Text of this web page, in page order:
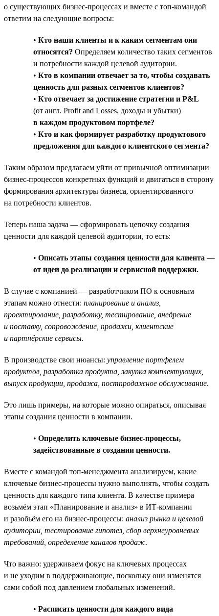
о существующих бизнес-процессах и вместе с топ-командой
ответим на следующие вопросы:
• Кто наши клиенты и к каким сегментам они
относятся? Определяем количество таких сегментов
и потребности каждой целевой аудитории.
• Кто в компании отвечает за то, чтобы создавать
ценность для разных сегментов клиентов?
• Кто отвечает за достижение стратегии и P&L
(от англ. Profit and Losses, доходы и убытки)
в каждом продуктовом портфеле?
• Кто и как формирует разработку продуктового
предложения для каждого клиентского сегмента?
Таким образом предлагаем уйти от привычной оптимизации
бизнес-процессов конкретных функций и двигаться в сторону
формирования архитектуры бизнеса, ориентированного
на потребности клиентов.
Теперь наша задача — сформировать цепочку создания
ценности для каждой целевой аудитории, то есть:
• Описать этапы создания ценности для клиента —
от идеи до реализации и сервисной поддержки.
В случае с компанией — разработчиком ПО к основным
этапам можно отнести: планирование и анализ,
проектирование, разработку, тестирование, внедрение
и поставку, сопровождение, продажи, клиентские
и партнёрские сервисы.
В производстве свои нюансы: управление портфелем
продуктов, разработка продукта, закупка комплектующих,
выпуск продукции, продажа, постпродажное обслуживание.
Это лишь примеры, на которые можно опираться, описывая
этапы создания ценности в компании.
• Определить ключевые бизнес-процессы,
задействованные в создании ценности.
Вместе с командой топ-менеджмента анализируем, какие
ключевые бизнес-процессы нужно выполнять, чтобы создать
ценность для каждого типа клиента. В качестве примера
возьмём этап «Планирование и анализ» в ИТ-компании
и разобьём его на бизнес-процессы: анализ рынка и целевой
аудитории, тестирование гипотез, сбор верхнеуровневых
требований, определение каналов продаж.
Что важно: удерживаем фокус на ключевых процессах
и не уходим в поддерживающие, поскольку они изменятся
сами собой под давлением глобальных изменений.
• Расписать ценности для каждого вида